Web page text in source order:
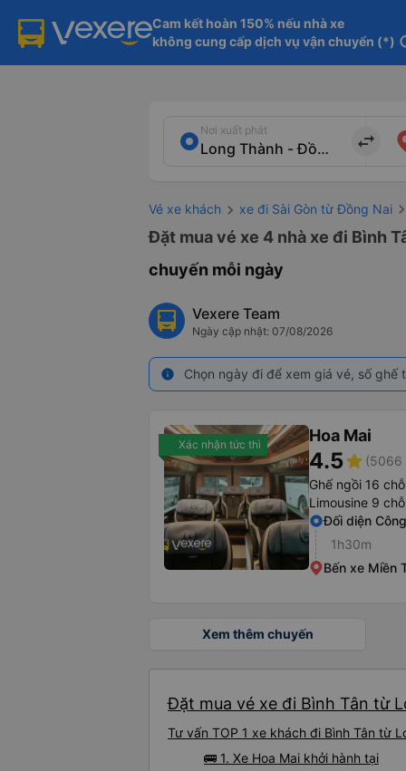
Cam kết hoàn 150% nếu nhà xe
không cung cấp dịch vụ vận chuyển (*)
Nơi xuất phát
import_export
Vé xe khách xe đi Sài Gòn từ Đồng Nai
Đặt mua vé xe 4 nhà xe đi Bình
chuyến mỗi ngày
Vexere Team
Ngày cập nhật: 07/08/2026
info Chọn ngày đi để xem giá vé, số
Xác nhận tức thì Hoa Mai
4.5star (5066
Ghế ngồi 16 chỗ
Limousine 9 chỗ
Đối diện
1h30m
Bến xe Miền
Xem thêm chuyến
Đặt mua vé xe đi Bình Tân từ
Tư vấn TOP 1 xe khách đi Bình Tân từ
🚌 1. Xe Hoa Mai khởi hành tại